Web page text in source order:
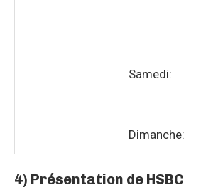
Samedi:
Dimanche:
4) Présentation de HSBC